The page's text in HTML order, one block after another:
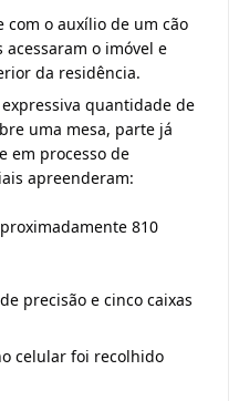
com o auxílio de um cão
o imóvel e
da residência.
quantidade de
uma mesa, parte já
em processo de
apreenderam:
810
precisão e cinco caixas
celular foi recolhido